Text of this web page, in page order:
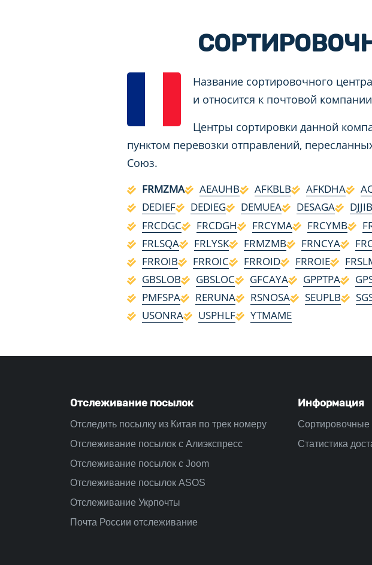
Название сортировочного
и относится к почтовой
Центры сортировки данной
пунктом перевозки отправлений,
Союз.
FRMZMA AEAUHB AFKBLB AFKDHA
DEDIEF
DEDIEG DEMUEA DESAGA
FRCDGC
FRCDGH FRCYMA FRCYMB
FRLSQA
FRLYSK FRMZMB FRNCYA
FRROIB
FRROIC FRROID FRROIE
GBSLOB
GBSLOC GFCAYA GPPTPA
PMFSPA
RERUNA RSNOSA SEUPLB
USONRA
USPHLF YTMAME
Отслеживание посылок
Отследить посылку из Китая по трек номеру
Отслеживание посылок с Алиэкспресс
Отслеживание посылок с Joom
Отслеживание посылок ASOS
Отслеживание Укрпочты
Почта России отслеживание
Информация
Сортировочные
Статистика